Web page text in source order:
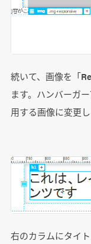
続いて、画像を「
ます。ハンバーガ
用する画像に変更し
右のカラムにタイ